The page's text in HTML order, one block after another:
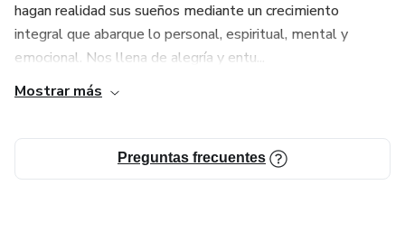
hagan realidad sus sueños mediante un crecimiento
integral que abarque lo personal, espiritual, mental y
emocional. Nos llena de alegría y entu...
Mostrar más
Preguntas frecuentes